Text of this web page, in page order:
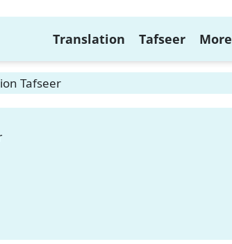
Translation Tafseer More
Tafseer